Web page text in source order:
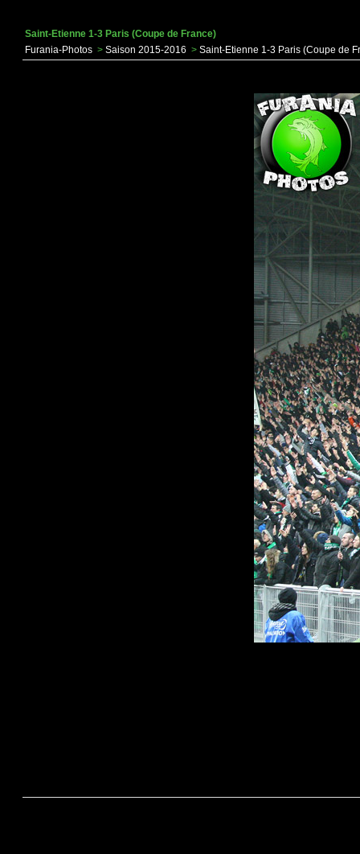
Saint-Etienne 1-3 Paris (Coupe de France)
Furania-Photos > Saison 2015-2016 > Saint-Etienne 1-3 Paris (Coupe de